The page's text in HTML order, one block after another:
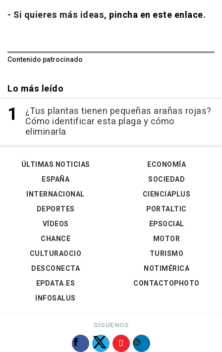
- Si quieres más ideas, pincha en este enlace.
Contenido patrocinado
Lo más leído
¿Tus plantas tienen pequeñas arañas rojas?
Cómo identificar esta plaga y cómo
eliminarla
ÚLTIMAS NOTICIAS
ESPAÑA
INTERNACIONAL
DEPORTES
VÍDEOS
ECONOMÍA
SOCIEDAD
CIENCIAPLUS
PORTALTIC
EPSOCIAL
CHANCE
CULTURAOCIO
DESCONECTA
EPDATA.ES
INFOSALUS
MOTOR
TURISMO
NOTIMÉRICA
CONTACTOPHOTO
SÍGUENOS